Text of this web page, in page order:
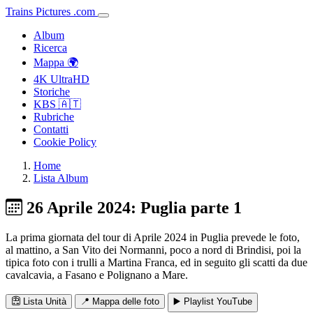
Trains Pictures .com
Album
Ricerca
Mappa 🌍
4K UltraHD
Storiche
KBS 🇦🇹
Rubriche
Contatti
Cookie Policy
Home
Lista Album
26 Aprile 2024: Puglia parte 1
La prima giornata del tour di Aprile 2024 in Puglia prevede le foto,
al mattino, a San Vito dei Normanni, poco a nord di Brindisi, poi la
tipica foto con i trulli a Martina Franca, ed in seguito gli scatti da due
cavalcavia, a Fasano e Polignano a Mare.
Lista Unità 📍 Mappa delle foto ▶️ Playlist YouTube